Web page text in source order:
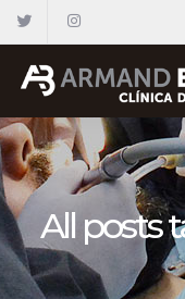
All posts